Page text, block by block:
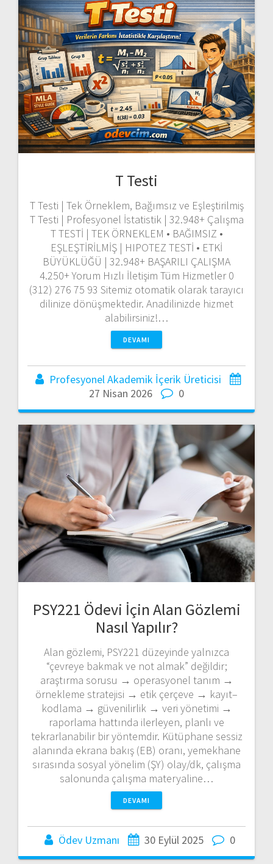
T Testi
T Testi | Tek Örneklem, Bağımsız ve Eşleştirilmiş
T Testi | Profesyonel İstatistik | 32.948+ Çalışma
T TESTİ | TEK ÖRNEKLEM • BAĞIMSIZ •
EŞLEŞTİRİLMİŞ | HIPOTEZ TESTİ • ETKİ
BÜYÜKLÜĞÜ | 32.948+ BAŞARILI ÇALIŞMA
4.250+ Yorum Hızlı İletişim Tüm Hizmetler 0
(312) 276 75 93 Sitemiz otomatik olarak tarayıcı
dilinize dönüşmektedir. Anadilinizde hizmet
alabilirsiniz!…
DEVAMI
Profesyonel Akademik İçerik Üreticisi
27 Nisan 2026
0
PSY221 Ödevi İçin Alan Gözlemi
Nasıl Yapılır?
Alan gözlemi, PSY221 düzeyinde yalnızca
“çevreye bakmak ve not almak” değildir;
araştırma sorusu → operasyonel tanım →
örnekleme stratejisi → etik çerçeve → kayıt–
kodlama → güvenilirlik → veri yönetimi →
raporlama hattında ilerleyen, planlı ve
tekrarlanabilir bir yöntemdir. Kütüphane sessiz
alanında ekrana bakış (EB) oranı, yemekhane
sırasında sosyal yönelim (ŞY) olay/dk, çalışma
salonunda çalışma materyaline…
DEVAMI
Ödev Uzmanı 30 Eylül 2025 0